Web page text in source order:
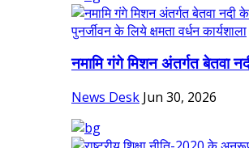
नमामि गंगे मिशन अंतर्गत बेतवा
News Desk Jun 30, 2026